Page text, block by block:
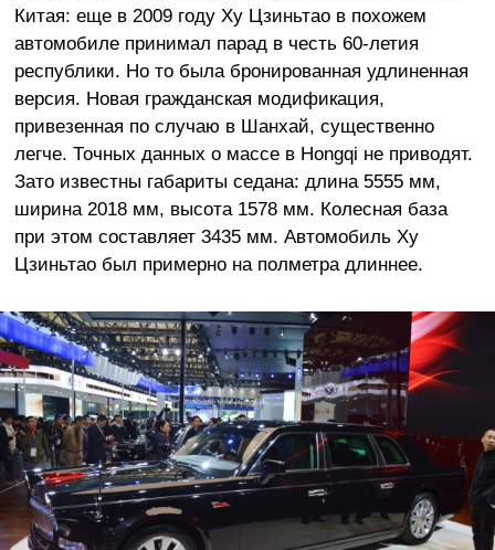
Китая: еще в 2009 году Ху Цзиньтао в похожем
автомобиле принимал парад в честь 60-летия
республики. Но то была бронированная удлиненная
версия. Новая гражданская модификация,
привезенная по случаю в Шанхай, существенно
легче. Точных данных о массе в Hongqi не приводят.
Зато известны габариты седана: длина 5555 мм,
ширина 2018 мм, высота 1578 мм. Колесная база
при этом составляет 3435 мм. Автомобиль Ху
Цзиньтао был примерно на полметра длиннее.